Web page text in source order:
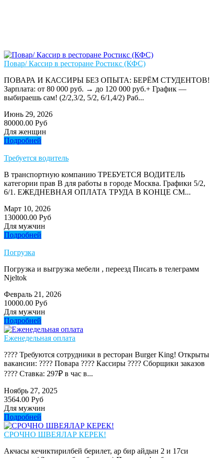
Повар/ Кассир в ресторане Ростикс (КФС)
ПОВАРА И КАССИРЫ БЕЗ ОПЫТА: БЕРЁМ СТУДЕНТОВ!
Зарплата: от 80 000 руб. → до 120 000 руб.+ График —
выбираешь сам! (2/2,3/2, 5/2, 6/1,4/2) Раб...
Июнь 29, 2026
80000.00 Руб
Для женщин
Подробней
Требуется водитель
В транспортную компанию ТРЕБУЕТСЯ ВОДИТЕЛЬ
категории прав В для работы в городе Москва. Графики 5/2,
6/1. ЕЖЕДНЕВНАЯ ОПЛАТА ТРУДА В КОНЦЕ СМ...
Март 10, 2026
130000.00 Руб
Для мужчин
Подробней
Погрузка
Погрузка и выгрузка мебели , переезд Писать в телеграмм
Njeltok
Февраль 21, 2026
10000.00 Руб
Для мужчин
Подробней
Еженедельная оплата
???? Требуются сотрудники в ресторан Burger King! Открыты
вакансии: ???? Повара ???? Кассиры ???? Сборщики заказов
???? Ставка: 297₽ в час в...
Ноябрь 27, 2025
3564.00 Руб
Для мужчин
Подробней
СРОЧНО ШВЕЯЛАР КЕРЕК!
Акчасы кечиктирилбей берилет, ар бир айдын 2 и 17си